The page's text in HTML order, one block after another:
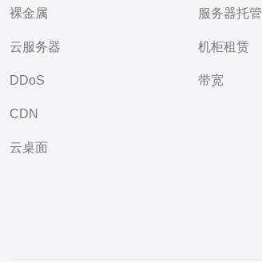
裸金属
云服务器
DDoS
CDN
云桌面
服务器托管
机柜租赁
带宽